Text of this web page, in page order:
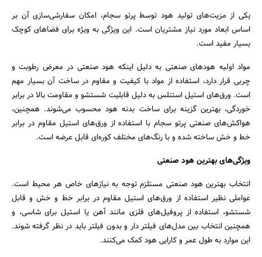
یکی از مزیت‌های تولید هود توسط پرتو سجام، امکان سفارشی‌سازی آن بر
اساس ابعاد مورد نیاز مشتریان است. این ویژگی به ویژه برای فضاهای کوچک
بسیار مفید است.
مواد اولیه هودهای صنعتی به دلیل اینکه هود صنعتی در معرض رطوبت و
چربی قرار دارد، استفاده از مواد با کیفیت و مقاوم در ساخت آن بسیار مهم
است. ورق‌های استیل استنلس به دلیل قابلیت شستشو و مقاومت بالا در برابر
خوردگی، بهترین گزینه برای ساخت بدنه هود محسوب می‌شوند. همچنین،
هواکش‌های صنعتی پرتو سجام با استفاده از ورق‌های استیل مقاوم در برابر
خط و خش ساخته شده و با رنگ‌های مختلف کوره‌ای قابل عرضه است.
ویژگی‌های بهترین هود صنعتی
انتخاب بهترین هود صنعتی مستلزم توجه به نیازهای خاص هر محیط است.
عواملی نظیر استفاده از ورق‌های استیل مقاوم در برابر خط و خش و قابل
شستشو، استفاده از پروفیل‌های فلزی مانند آهن یا استیل برای شاسی، و
همچنین انتخاب بین مدل‌های فیلتر دار و بدون فیلتر باید در نظر گرفته شوند.
این موارد به طول عمر و کارایی هود کمک می‌کنند.